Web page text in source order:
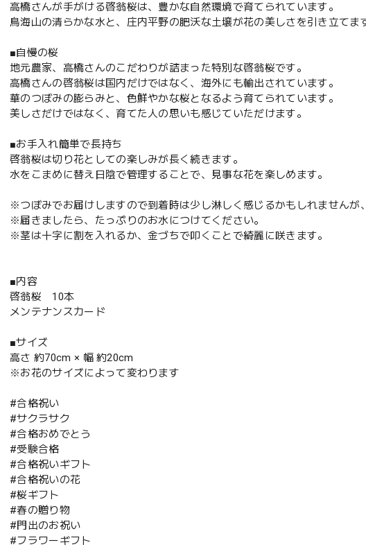
高橋さんが手がける啓翁桜は、豊かな自然環境で育てられています。
鳥海山の清らかな水と、庄内平野の肥沃な土壌が花の美しさを引き立てま
■自慢の桜
地元農家、高橋さんのこだわりが詰まった特別な啓翁桜です。
高橋さんの啓翁桜は国内だけではなく、海外にも輸出されています。
華のつぼみの膨らみと、色鮮やかな桜となるよう育てられています。
美しさだけではなく、育てた人の思いも感じていただけます。
■お手入れ簡単で長持ち
啓翁桜は切り花としての楽しみが長く続きます。
水をこまめに替え日陰で管理することで、見事な花を楽しめます。
※つぼみでお届けしますので到着時は少し淋しく感じるかもしれませんが
※届きましたら、たっぷりのお水につけてください。
※茎は十字に割を入れるか、金づちで叩くことで綺麗に咲きます。
■内容
啓翁桜 10本
メンテナンスカード
■サイズ
高さ 約70cm × 幅 約20cm
※お花のサイズによって変わります
#合格祝い
#サクラサク
#合格おめでとう
#受験合格
#合格祝いギフト
#合格祝いの花
#桜ギフト
#春の贈り物
#門出のお祝い
#フラワーギフト